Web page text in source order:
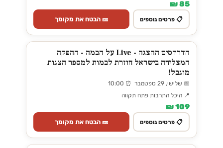
85 ₪
📋 פרטים נוספים 🎫 הבטח את מקומך
הדרדסים ההצגה - Live על הבמה - ההפקה
המצליחה בישראל חוזרת לבמות למספר הצגות
מוגבל!
📅 שלישי, 29 ספטמבר ⏰ 10:00
📍 היכל התרבות פתח תקווה
109 ₪
📋 פרטים נוספים 🎫 הבטח את מקומך